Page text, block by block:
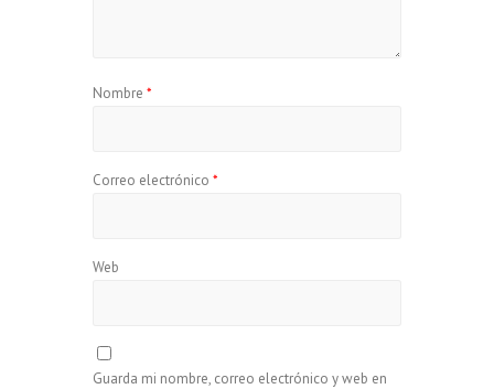
Nombre *
Correo electrónico *
Web
Guarda mi nombre, correo electrónico y web en